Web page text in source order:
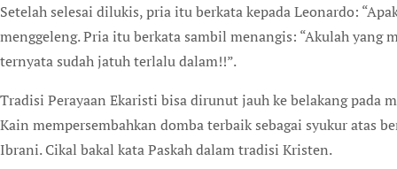
Setelah selesai dilukis, pria itu berkata kepada Leonardo:
menggeleng. Pria itu berkata sambil menangis: “Akulah yang
ternyata sudah jatuh terlalu dalam!!”.
Tradisi Perayaan Ekaristi bisa dirunut jauh ke belakang pada
Kain mempersembahkan domba terbaik sebagai syukur atas
Ibrani. Cikal bakal kata Paskah dalam tradisi Kristen.